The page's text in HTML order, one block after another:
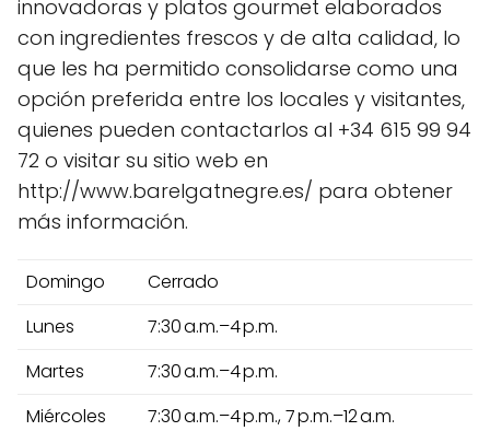
innovadoras y platos gourmet elaborados
con ingredientes frescos y de alta calidad, lo
que les ha permitido consolidarse como una
opción preferida entre los locales y visitantes,
quienes pueden contactarlos al +34 615 99 94
72 o visitar su sitio web en
http://www.barelgatnegre.es/ para obtener
más información.
Domingo
Cerrado
Lunes
7:30 a.m.–4 p.m.
Martes
7:30 a.m.–4 p.m.
Miércoles
7:30 a.m.–4 p.m., 7 p.m.–12 a.m.